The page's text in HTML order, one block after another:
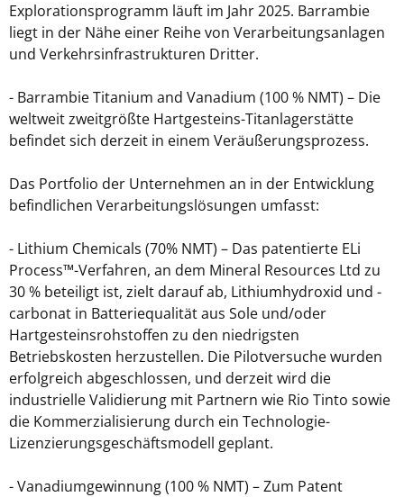
Explorationsprogramm läuft im Jahr 2025. Barrambie
liegt in der Nähe einer Reihe von Verarbeitungsanlagen
und Verkehrsinfrastrukturen Dritter.
- Barrambie Titanium and Vanadium (100 % NMT) – Die
weltweit zweitgrößte Hartgesteins-Titanlagerstätte
befindet sich derzeit in einem Veräußerungsprozess.
Das Portfolio der Unternehmen an in der Entwicklung
befindlichen Verarbeitungslösungen umfasst:
- Lithium Chemicals (70% NMT) – Das patentierte ELi
Process™-Verfahren, an dem Mineral Resources Ltd zu
30 % beteiligt ist, zielt darauf ab, Lithiumhydroxid und -
carbonat in Batteriequalität aus Sole und/oder
Hartgesteinsrohstoffen zu den niedrigsten
Betriebskosten herzustellen. Die Pilotversuche wurden
erfolgreich abgeschlossen, und derzeit wird die
industrielle Validierung mit Partnern wie Rio Tinto sowie
die Kommerzialisierung durch ein Technologie-
Lizenzierungsgeschäftsmodell geplant.
- Vanadiumgewinnung (100 % NMT) – Zum Patent